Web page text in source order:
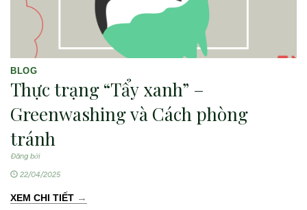
BLOG
Thực trạng “Tẩy xanh” –
Greenwashing và Cách phòng
tránh
Đăng bởi
22/04/2025
XEM CHI TIẾT →